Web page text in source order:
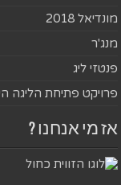
מונדיאל 2018
מנג'ר
פנטזי ליג
פרויקט פתיחת הליגה
אז מי אנחנו ?